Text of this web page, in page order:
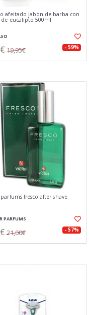
afeitado jabon de barba con
de eucalipto 500ml
19,95€ - 59%
fresco after shave
PARFUMS
21,00€ - 57%